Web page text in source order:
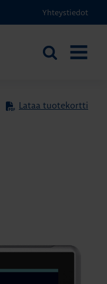
Yhteystiedot
Etsi
Lataa tuotekortti